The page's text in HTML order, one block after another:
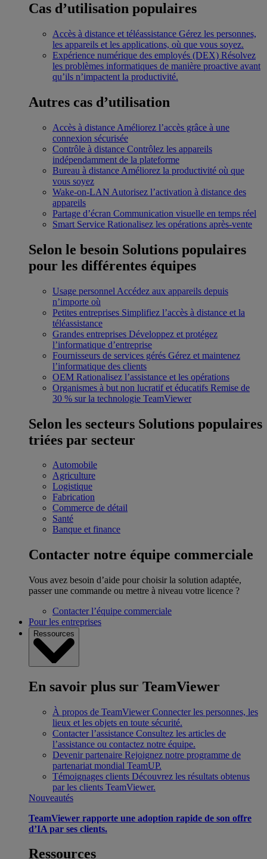
Cas d’utilisation populaires
Accès à distance et téléassistance Gérez les personnes,
les appareils et les applications, où que vous soyez.
Expérience numérique des employés (DEX) Résolvez
les problèmes informatiques de manière proactive avant
qu’ils n’impactent la productivité.
Autres cas d’utilisation
Accès à distance Améliorez l’accès grâce à une
connexion sécurisée
Contrôle à distance Contrôlez les appareils
indépendamment de la plateforme
Bureau à distance Améliorez la productivité où que
vous soyez
Wake-on-LAN Autorisez l’activation à distance des
appareils
Partage d’écran Communication visuelle en temps réel
Smart Service Rationalisez les opérations après-vente
Selon le besoin Solutions populaires
pour les différentes équipes
Usage personnel Accédez aux appareils depuis
n’importe où
Petites entreprises Simplifiez l’accès à distance et la
téléassistance
Grandes entreprises Développez et protégez
l’informatique d’entreprise
Fournisseurs de services gérés Gérez et maintenez
l’informatique des clients
OEM Rationalisez l’assistance et les opérations
Organismes à but non lucratif et éducatifs Remise de
30 % sur la technologie TeamViewer
Selon les secteurs Solutions populaires
triées par secteur
Automobile
Agriculture
Logistique
Fabrication
Commerce de détail
Santé
Banque et finance
Contacter notre équipe commerciale
Vous avez besoin d’aide pour choisir la solution adaptée,
passer une commande ou mettre à niveau votre licence ?
Contacter l’équipe commerciale
Pour les entreprises
Ressources
En savoir plus sur TeamViewer
À propos de TeamViewer Connecter les personnes, les
lieux et les objets en toute sécurité.
Contacter l’assistance Consultez les articles de
l’assistance ou contactez notre équipe.
Devenir partenaire Rejoignez notre programme de
partenariat mondial TeamUP.
Témoignages clients Découvrez les résultats obtenus
par les clients TeamViewer.
Nouveautés
TeamViewer rapporte une adoption rapide de son offre
d’IA par ses clients.
Ressources